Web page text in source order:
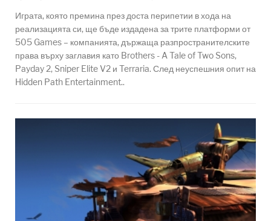
Играта, която премина през доста перипетии в хода на
реализацията си, ще бъде издадена за трите платформи от
505 Games – компанията, държаща разпространителските
права върху заглавия като Brothers - A Tale of Two Sons,
Payday 2, Sniper Elite V2 и Terraria. След неуспешния опит на
Hidden Path Entertainment..